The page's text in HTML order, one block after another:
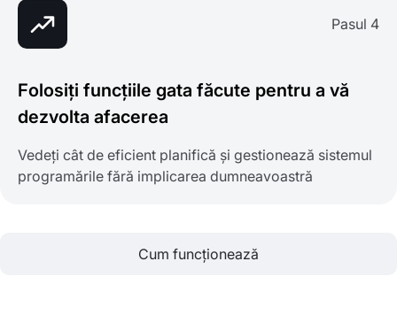
Pasul 4
Folosiți funcțiile gata făcute pentru a vă
dezvolta afacerea
Vedeți cât de eficient planifică și gestionează sistemul
programările fără implicarea dumneavoastră
Cum funcționează